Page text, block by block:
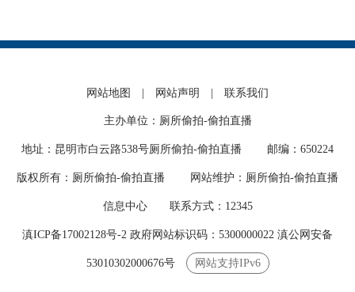
网站地图 网站声明 联系我们
主办单位：厕所偷拍-偷拍直播
地址：昆明市白云路538号厕所偷拍-偷拍直播 邮编：650224
版权所有：厕所偷拍-偷拍直播 网站维护：厕所偷拍-偷拍直播
信息中心 联系方式：12345
滇ICP备17002128号-2 政府网站标识码：5300000022 滇公网安备
53010302000676号 网站支持IPv6